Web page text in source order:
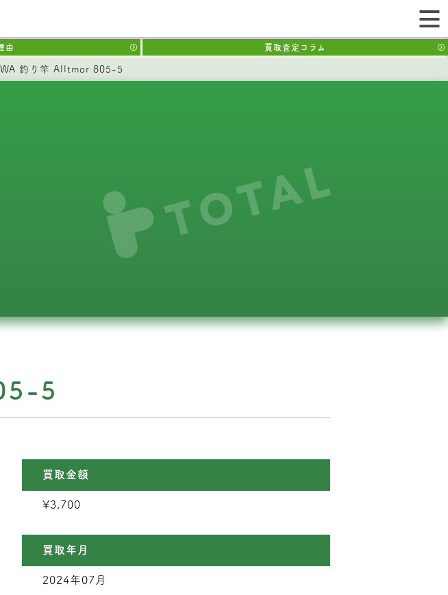
由 買取査定コラム
釣り竿 Alltmor 805-5
5
買取金額
¥3,700
買取年月
2024年07月